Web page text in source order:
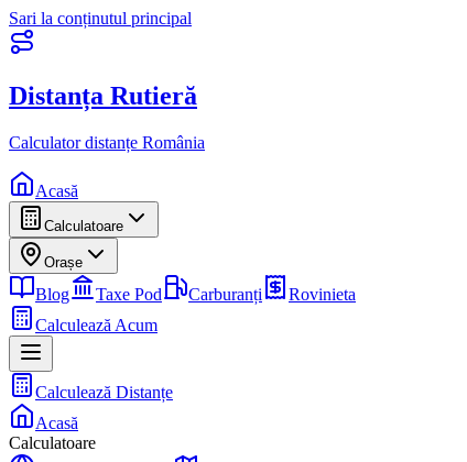
Sari la conținutul principal
Distanța Rutieră
Calculator distanțe România
Acasă
Calculatoare
Orașe
Blog Taxe Pod Carburanți
Rovinieta
Calculează Acum
Calculează Distanțe
Acasă
Calculatoare